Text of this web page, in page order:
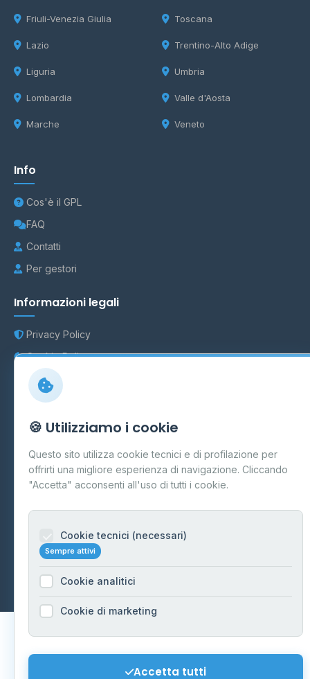
Friuli-Venezia Giulia
Lazio
Liguria
Lombardia
Marche
Toscana
Trentino-Alto Adige
Umbria
Valle d'Aosta
Veneto
Info
Cos'è il GPL
FAQ
Contatti
Per gestori
Informazioni legali
Privacy Policy
Cookie Policy
Preferenze Cookie
Mappa del sito
Contattaci
info@distributori-gpl.it
© 2026 - Distributori di GPL -AF Project Software Agency
Carpi
Dati forniti daMinistero delle Imprese e del Made in Italy
🍪 Utilizziamo i cookie
Questo sito utilizza cookie tecnici e di profilazione per
offrirti una migliore esperienza di navigazione. Cliccando
"Accetta" acconsenti all'uso di tutti i cookie.
Cookie tecnici (necessari)
Sempre attivi
Cookie analitici
Cookie di marketing
Accetta tutti